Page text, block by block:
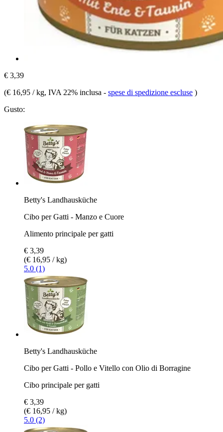
€ 3,39
(€ 16,95 / kg, IVA 22% inclusa - spese di spedizione escluse )
Gusto:
Betty's Landhausküche
Cibo per Gatti - Manzo e Cuore
Alimento principale per gatti
€ 3,39
(€ 16,95 / kg)
5.0 (1)
Betty's Landhausküche
Cibo per Gatti - Pollo e Vitello con Olio di Borragine
Cibo principale per gatti
€ 3,39
(€ 16,95 / kg)
5.0 (2)